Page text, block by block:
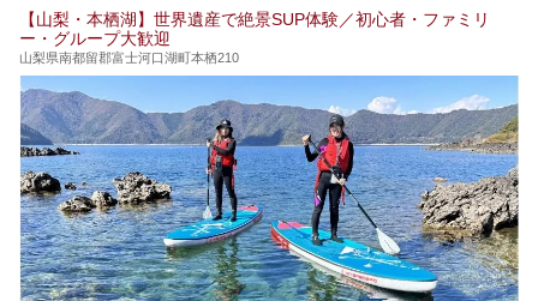
【山梨・本栖湖】世界遺産で絶景SUP体験／初心者・ファミリ
ー・グループ大歓迎
山梨県南都留郡富士河口湖町本栖210